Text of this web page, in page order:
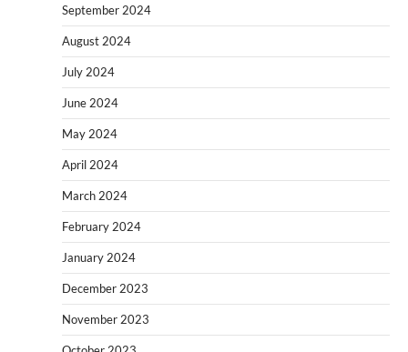
September 2024
August 2024
July 2024
June 2024
May 2024
April 2024
March 2024
February 2024
January 2024
December 2023
November 2023